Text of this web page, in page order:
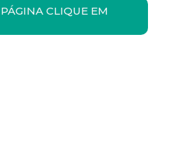
CLIQUE EM